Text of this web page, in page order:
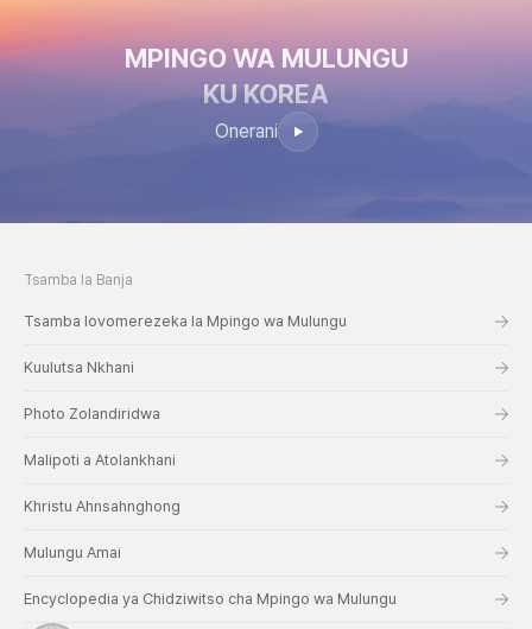
MPINGO WA MULUNGU
KU KOREA
Onerani
Tsamba la Banja
Tsamba lovomerezeka la Mpingo wa Mulungu
Kuulutsa Nkhani
Photo Zolandiridwa
Malipoti a Atolankhani
Khristu Ahnsahnghong
Mulungu Amai
Encyclopedia ya Chidziwitso cha Mpingo wa Mulungu